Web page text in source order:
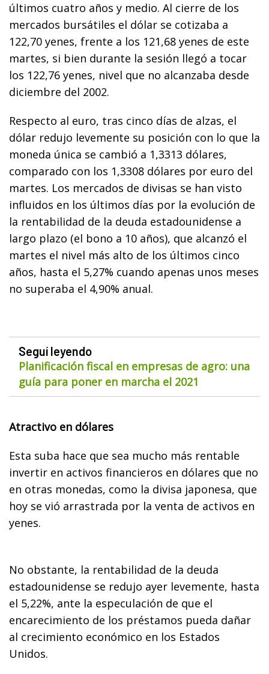
últimos cuatro años y medio. Al cierre de los
mercados bursátiles el dólar se cotizaba a
122,70 yenes, frente a los 121,68 yenes de este
martes, si bien durante la sesión llegó a tocar
los 122,76 yenes, nivel que no alcanzaba desde
diciembre del 2002.
Respecto al euro, tras cinco días de alzas, el
dólar redujo levemente su posición con lo que la
moneda única se cambió a 1,3313 dólares,
comparado con los 1,3308 dólares por euro del
martes. Los mercados de divisas se han visto
influidos en los últimos días por la evolución de
la rentabilidad de la deuda estadounidense a
largo plazo (el bono a 10 años), que alcanzó el
martes el nivel más alto de los últimos cinco
años, hasta el 5,27% cuando apenas unos meses
no superaba el 4,90% anual.
Seguí leyendo
Planificación fiscal en empresas de agro: una
guía para poner en marcha el 2021
Atractivo en dólares
Esta suba hace que sea mucho más rentable
invertir en activos financieros en dólares que no
en otras monedas, como la divisa japonesa, que
hoy se vió arrastrada por la venta de activos en
yenes.
No obstante, la rentabilidad de la deuda
estadounidense se redujo ayer levemente, hasta
el 5,22%, ante la especulación de que el
encarecimiento de los préstamos pueda dañar
al crecimiento económico en los Estados
Unidos.